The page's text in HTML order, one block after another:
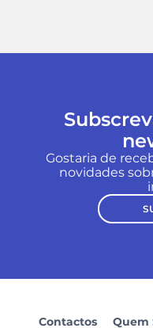
Gostaria de
novidades
Contactos Quem